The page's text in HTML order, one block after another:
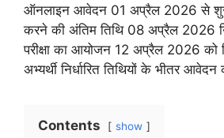
ऑनलाइन आवेदन 01 अप्रैल 2026 से
करने की अंतिम तिथि 08 अप्रैल 2026
परीक्षा का आयोजन 12 अप्रैल 2026 को
अभ्यर्थी निर्धारित तिथियों के भीतर
Contents show